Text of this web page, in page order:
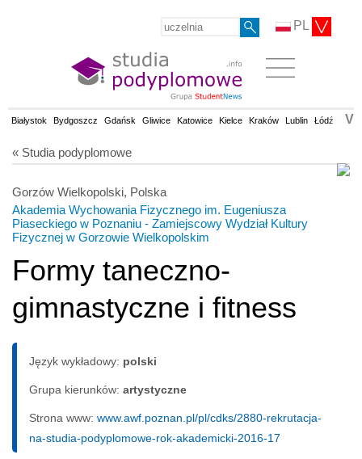
PL
Białystok Bydgoszcz Gdańsk Gliwice Katowice Kielce Kraków Lublin Łódź V
« Studia podyplomowe
Gorzów Wielkopolski, Polska
Akademia Wychowania Fizycznego im. Eugeniusza
Piaseckiego w Poznaniu - Zamiejscowy Wydział Kultury
Fizycznej w Gorzowie Wielkopolskim
Formy taneczno-
gimnastyczne i fitness
Język wykładowy: polski
Grupa kierunków: artystyczne
Strona www: www.awf.poznan.pl/pl/cdks/2880-rekrutacja-
na-studia-podyplomowe-rok-akademicki-2016-17